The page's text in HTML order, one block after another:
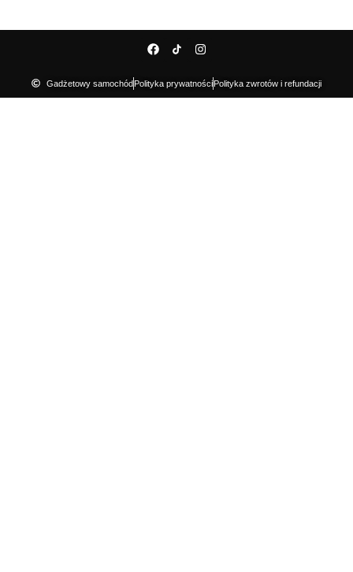
Gadżetowy samochódPolityka prywatnościPolityka zwrotów i refundacji